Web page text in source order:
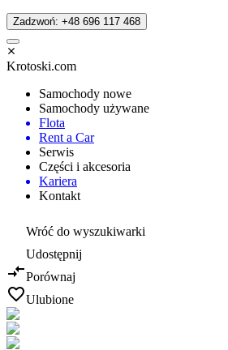
Zadzwoń: +48 696 117 468
Krotoski.com
Samochody nowe
Samochody używane
Flota
Rent a Car
Serwis
Części i akcesoria
Kariera
Kontakt
Wróć do wyszukiwarki
Udostępnij
Porównaj
Ulubione